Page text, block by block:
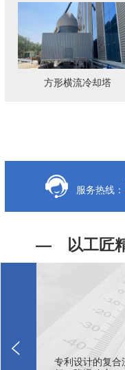
方形横流冷却塔
服务热线：
— 以工匠
专利设计的复合